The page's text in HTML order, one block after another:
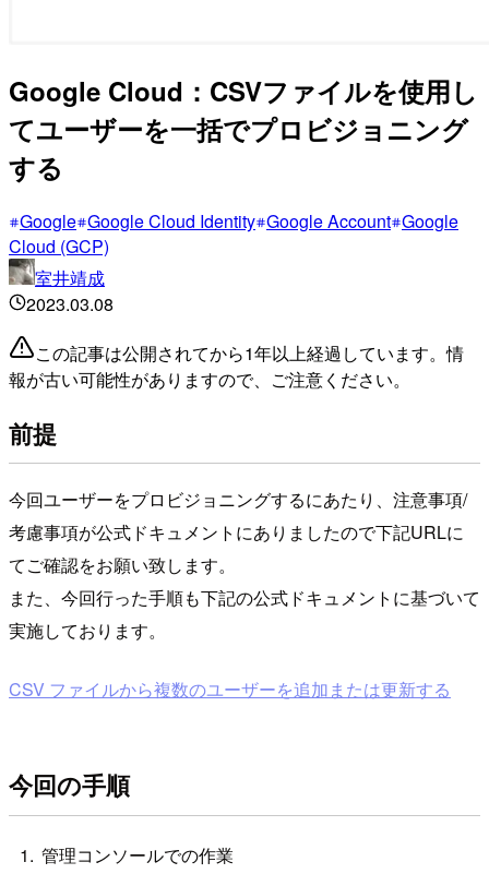
Google Cloud：CSVファイルを使用し
てユーザーを一括でプロビジョニング
する
Google Google Cloud Identity Google Account Google
Cloud (GCP)
室井靖成
2023.03.08
この記事は公開されてから1年以上経過しています。情
報が古い可能性がありますので、ご注意ください。
前提
今回ユーザーをプロビジョニングするにあたり、注意事項/
考慮事項が公式ドキュメントにありましたので下記URLに
てご確認をお願い致します。
また、今回行った手順も下記の公式ドキュメントに基づいて
実施しております。
CSV ファイルから複数のユーザーを追加または更新する
今回の手順
管理コンソールでの作業